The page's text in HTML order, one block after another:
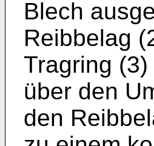
Blech
Reibbelag
Tragring
über den
den